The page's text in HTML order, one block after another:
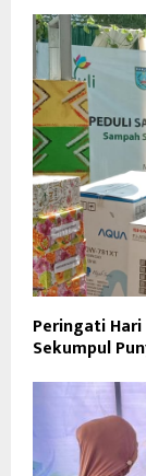
Peringati
Sekumpul